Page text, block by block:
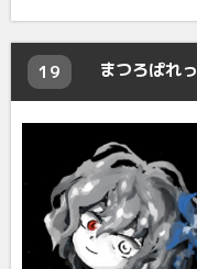
19 まつろぱれ